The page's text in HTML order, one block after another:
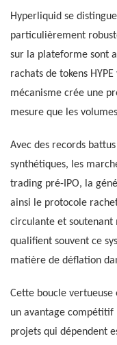
Hyperliquid se
particulièrement
sur la plateforme sont
rachats de tokens
mécanisme crée une
mesure que les
Avec des records
synthétiques, les
trading pré-IPO, la
ainsi le protocole
circulante et soutenant
qualifient souvent ce
matière de déflation
Cette boucle
un avantage compétitif
projets qui dépendent